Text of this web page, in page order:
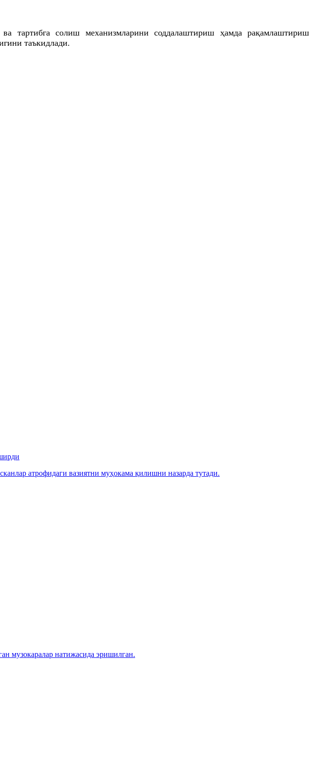
тартибга солиш механизмларини соддалаштириш ҳамда рақамлаштириш
таъкидлади.
атрофидаги вазиятни муҳокама қилишни назарда тутади.
музокаралар натижасида эришилган.